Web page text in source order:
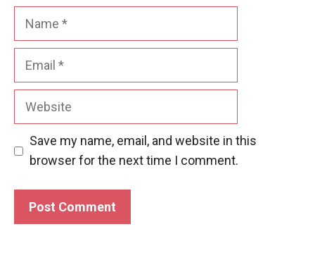
Website
Save my name, email, and website in this
browser for the next time I comment.